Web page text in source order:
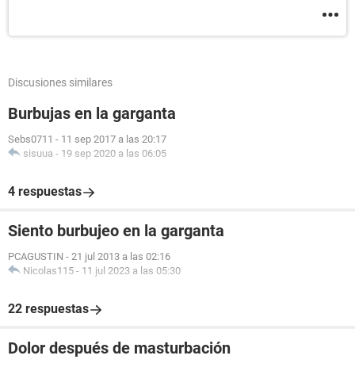
Discusiones similares
Burbujas en la garganta
Sebs0711 - 11 sep 2017 a las 20:17
sisuua - 19 sep 2020 a las 06:05
4 respuestas
Siento burbujeo en la garganta
PCAGUSTIN - 21 jul 2013 a las 02:16
Nicolas115 - 11 jul 2023 a las 05:30
22 respuestas
Dolor después de masturbación